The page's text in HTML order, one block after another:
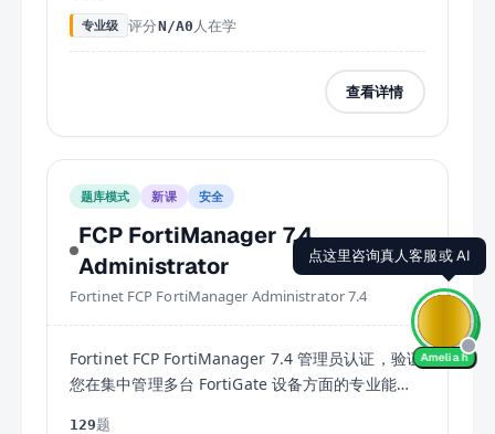
专业级 评分N/A0 人在学
查看详情
题库模式 新课 安全
FCP FortiManager 7.4
Administrator
Fortinet FCP FortiManager Administrator 7.4
Fortinet FCP FortiManager 7.4 管理员认证，验证
您在集中管理多台 FortiGate 设备方面的专业能
129题
Amelia h